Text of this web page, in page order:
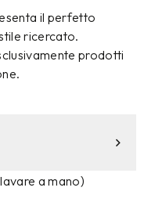
il perfetto
ricercato.
prodotti
a mano)